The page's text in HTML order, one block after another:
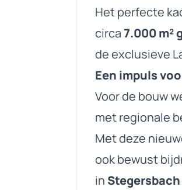
Het perfecte
circa7.000 m²
de exclusieve
Een impuls
Voor de bouw
met regionale
Met deze
ook bewust
in Stegersbach